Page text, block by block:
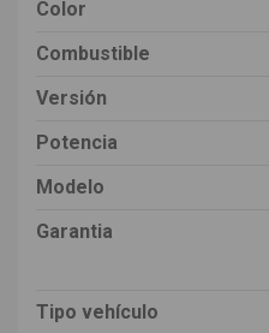
Color
Combustible
Versión
Potencia
Modelo
Garantia
Tipo vehículo